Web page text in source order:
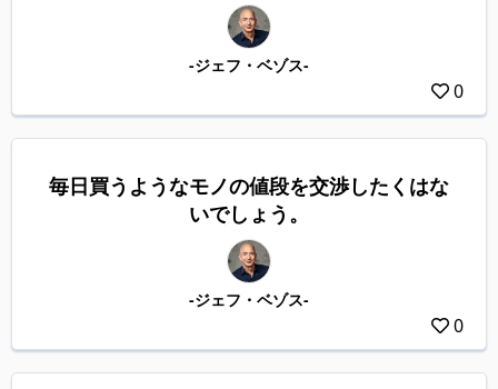
0
-ジェフ・ベゾス-
0
毎日買うようなモノの値段を交渉したくはな
いでしょう。
-ジェフ・ベゾス-